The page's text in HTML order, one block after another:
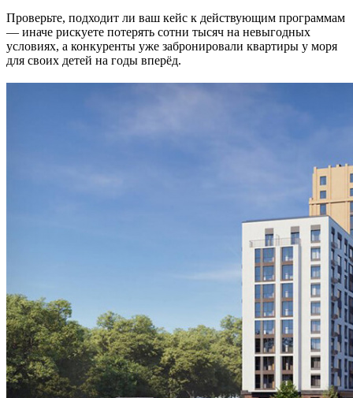
Проверьте, подходит ли ваш кейс к действующим программам
— иначе рискуете потерять сотни тысяч на невыгодных
условиях, а конкуренты уже забронировали квартиры у моря
для своих детей на годы вперёд.